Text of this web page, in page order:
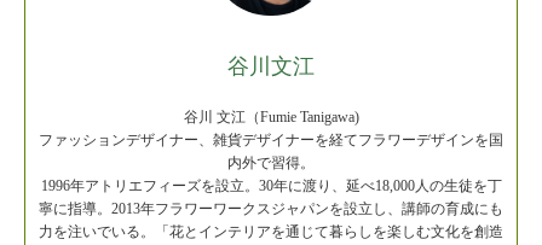
谷川文江
谷川 文江（Fumie Tanigawa)
ファッションデザイナー、雑貨デザイナーを経てフラワーデザインを国
内外で習得。
1996年アトリエフィーズを設立。30年に渡り、延べ18,000人の生徒を丁
寧に指導。2013年フラワーワークスジャパンを設立し、講師の育成にも
力を注いでいる。「花とインテリアを通じて暮らしを楽しむ文化を創造